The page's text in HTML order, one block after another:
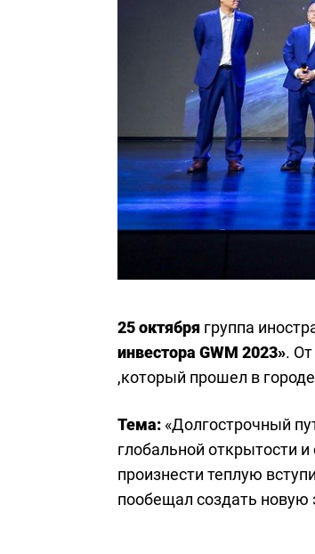
25 октября группа
инвестора GWM 2023».
,который прошел в
Тема: «Долгострочный
глобальной открытости
произнести теплую
пообещал создать новую